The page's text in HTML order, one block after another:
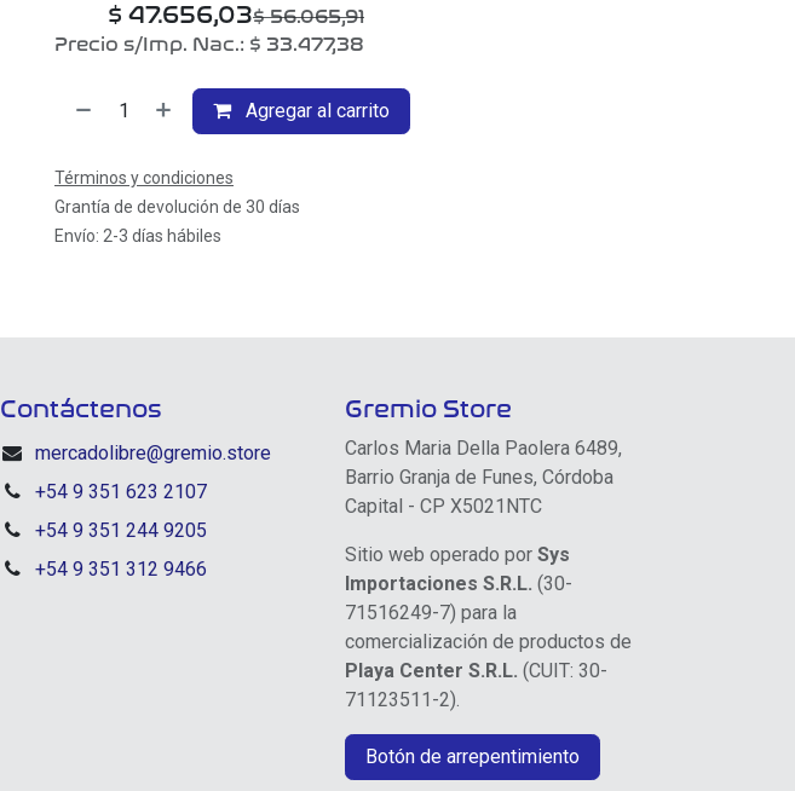
$ 47.656,03$56.065,91
Precio s/Imp. Nac.: $ 33.477,38
Agregar al carrito
Términos y condiciones
Grantía de devolución de 30 días
Envío: 2-3 días hábiles
Contáctenos
mercadolibre@gremio.store
+54 9 351 623 2107
+54 9 351 244 9205
+54 9 351 312 9466
Gremio Store
Carlos Maria Della Paolera 6489,
Barrio Granja de Funes, Córdoba
Capital - CP X5021NTC
Sitio web operado por Sys
Importaciones S.R.L. (30-
71516249-7) para la
comercialización de productos de
Playa Center S.R.L. (CUIT: 30-
71123511-2).
Botón de arrepentimiento